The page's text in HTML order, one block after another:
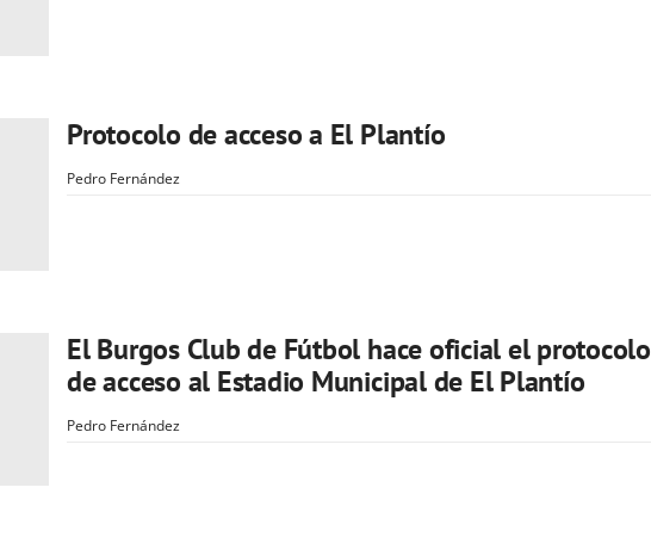
Protocolo de acceso a El Plantío
Pedro Fernández
El Burgos Club de Fútbol hace oficial el protocolo
de acceso al Estadio Municipal de El Plantío
Pedro Fernández